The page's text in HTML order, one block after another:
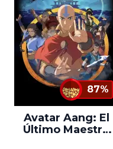
87%
Avatar Aang: El
Último Maestro